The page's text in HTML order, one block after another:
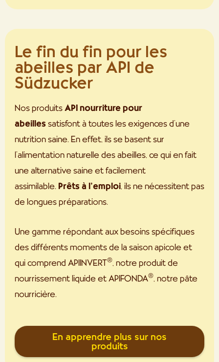
Le fin du fin pour les
abeilles par API de
Südzucker
Nos produitsAPI nourriture pour
abeilles satisfont à toutes les exigences d’une
nutrition saine. En effet, ils se basent sur
l’alimentation naturelle des abeilles, ce qui en fait
une alternative saine et facilement
assimilable. Prêts à l’emploi, ils ne nécessitent pas
de longues préparations.
Une gamme répondant aux besoins spécifiques
des différents moments de la saison apicole et
qui comprend APIINVERT®, notre produit de
nourrissement liquide et APIFONDA®, notre pâte
nourricière.
En apprendre plus sur nos
produits